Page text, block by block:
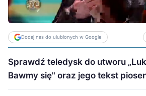
Dodaj nas do ulubionych w Google
Sprawdź teledysk do utworu
Bawmy się" oraz jego tekst